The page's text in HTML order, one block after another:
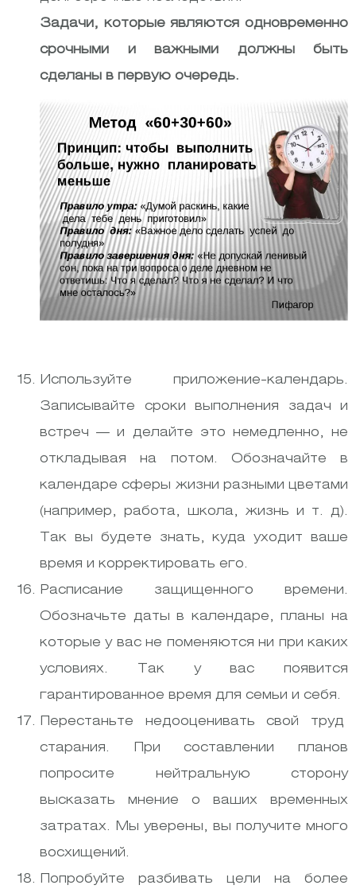
Задачи, которые являются одновременно
срочными и важными должны быть
сделаны в первую очередь.
Используйте приложение-календарь.
Записывайте сроки выполнения задач и
встреч — и делайте это немедленно, не
откладывая на потом. Обозначайте в
календаре сферы жизни разными цветами
(например, работа, школа, жизнь и т. д).
Так вы будете знать, куда уходит ваше
время и корректировать его.
Расписание защищенного времени.
Обозначьте даты в календаре, планы на
которые у вас не поменяются ни при каких
условиях. Так у вас появится
гарантированное время для семьи и себя.
Перестаньте недооценивать свой труд
старания. При составлении планов
попросите нейтральную сторону
высказать мнение о ваших временных
затратах. Мы уверены, вы получите много
восхищений.
Попробуйте разбивать цели на более